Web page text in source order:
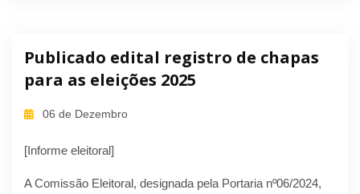
Publicado edital registro de chapas
para as eleições 2025
06 de Dezembro
[Informe eleitoral]
A Comissão Eleitoral, designada pela Portaria nº06/2024,